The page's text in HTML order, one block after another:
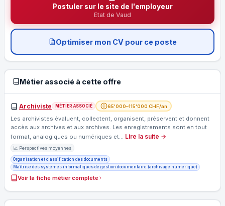
Postuler sur le site de l'employeur
Etat de Vaud
Optimiser mon CV pour ce poste
Métier associé à cette offre
Archiviste MÉTIER ASSOCIÉ 65'000–115'000 CHF/an
Les archivistes évaluent, collectent, organisent, préservent et donnent
accès aux archives et aux archives. Les enregistrements sont en tout
format, analogiques ou numériques et… Lire la suite →
📈 Perspectives moyennes
Organisation et classification des documents
Maîtrise des systèmes informatiques de gestion documentaire (archivage numérique)
Voir la fiche métier complète